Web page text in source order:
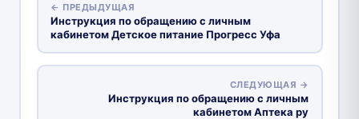
← ПРЕДЫДУЩАЯ
Инструкция по обращению с личным
кабинетом Детское питание Прогресс Уфa
СЛЕДУЮЩАЯ →
Инструкция по обращению с личным
кабинетом Аптека ру